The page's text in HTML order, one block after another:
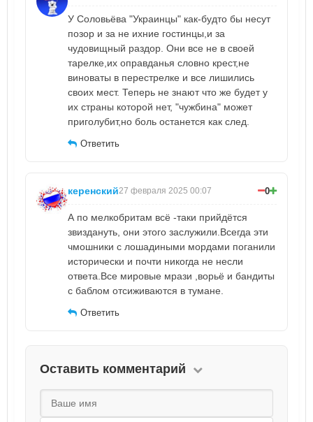
У Соловьёва "Украинцы" как-будто бы несут
позор и за не ихние гостинцы,и за
чудовищный раздор. Они все не в своей
тарелке,их оправданья словно крест,не
виноваты в перестрелке и все лишились
своих мест. Теперь не знают что же будет у
их страны которой нет, "чужбина" может
приголубит,но боль останется как след.
Ответить
керенский27 февраля 2025 00:07 0
А по мелкобритам всё -таки прийдётся
звиздануть, они этого заслужили.Всегда эти
чмошники с лошадиными мордами поганили
исторически и почти никогда не несли
ответа.Все мировые мрази ,ворьё и бандиты
с баблом отсиживаются в тумане.
Ответить
Оставить комментарий